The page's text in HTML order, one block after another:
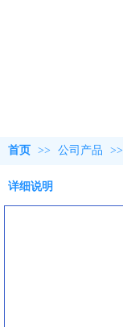
首页 >> 公司产品 >>
详细说明